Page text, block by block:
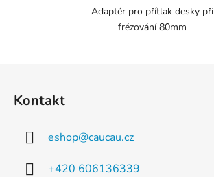
Adaptér pro přítlak desky při
frézování 80mm
Kontakt
eshop@caucau.cz
+420 606136339